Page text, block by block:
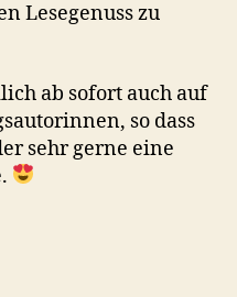
Lesegenuss zu
ab sofort auch auf
so dass
sehr gerne eine